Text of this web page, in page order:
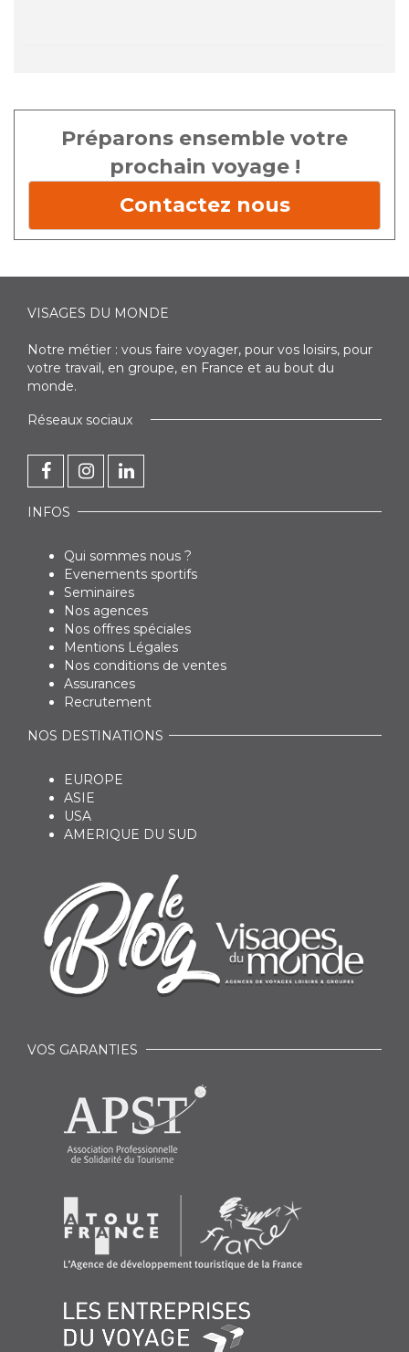
Préparons ensemble votre
prochain voyage !
Contactez nous
VISAGES DU MONDE
Notre métier : vous faire voyager, pour vos loisirs, pour
votre travail, en groupe, en France et au bout du
monde.
Réseaux sociaux
INFOS
Qui sommes nous ?
Evenements sportifs
Seminaires
Nos agences
Nos offres spéciales
Mentions Légales
Nos conditions de ventes
Assurances
Recrutement
NOS DESTINATIONS
EUROPE
ASIE
USA
AMERIQUE DU SUD
VOS GARANTIES